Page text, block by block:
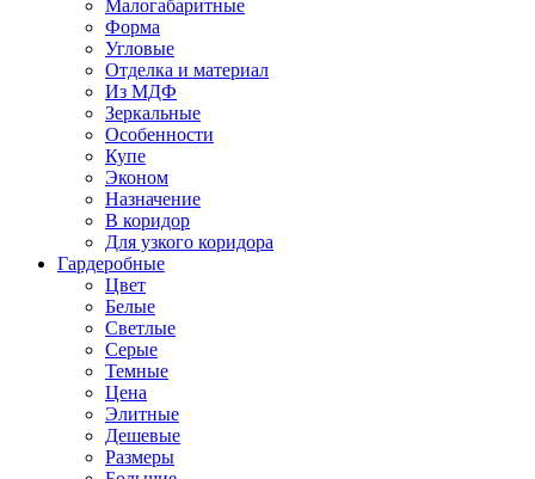
Малогабаритные
Форма
Угловые
Отделка и материал
Из МДФ
Зеркальные
Особенности
Купе
Эконом
Назначение
В коридор
Для узкого коридора
Гардеробные
Цвет
Белые
Светлые
Серые
Темные
Цена
Элитные
Дешевые
Размеры